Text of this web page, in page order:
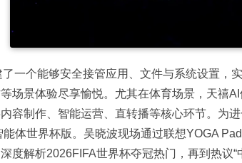
一个能够安全接管应用、文件与系统设置，
场景体验尽享愉悦。尤其在体育场景，天禧
容制作、智能运营、直转播等核心环节。为
体世界杯版。吴晓波现场通过联想YOGA
度解析2026FIFA世界杯夺冠热门，再到热议